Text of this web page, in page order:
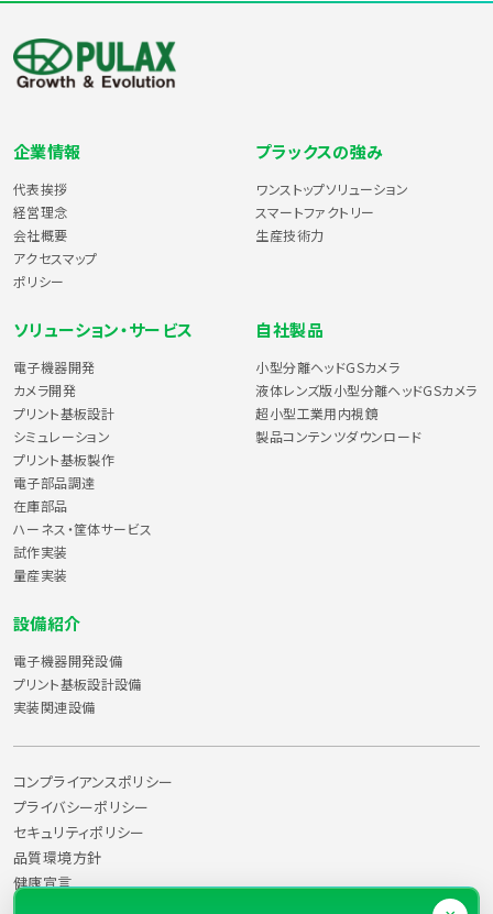
人情報をお伺いさせて頂くことがあります。また、個人の属性に関す
る情報をお伺いすることがあります。
個人情報の利用目的
株式会社プラックスでは、お客様に業務におけるサービスに関する
情報を提供するために、お客様から個人情報をご提供頂いておりま
す。お客様からご提供頂いた個人情報は、以下の目的に利用させて
・業務サービスなどの情報提供・ご案内
・各種キャンペーン・展示会等のご案内
・サービス内容の充実・改善などに関する調査の実施
個人情報の正確性
株式会社プラックスでは、ご提供いただいた個人情報を正確に保管・
取り扱いをするように努めます。但し、ご提供いただいた個人情報の
内容が正確かつ最新であることについては、ご本人が責任を負うも
株式会社プラックスでは、個人情報の開示・訂正・削除の求めに応じ
る場合など、個人を識別できる情報（氏名、住所、電話番号、年齢な
ど）により、本人であることを確認させて頂きます。本人以外が個人
クスでは責任を負いません。
個人情報の第三者への非開示
ご提供頂きました個人情報は、お客様本人の同意がある場合を除い
企業情報
代表挨拶
経営理念
会社概要
アクセスマップ
ポリシー
プラックスの強み
ワンストップソリューション
スマートファクトリー
生産技術力
ソリューション・サービス
電子機器開発
カメラ開発
プリント基板設計
シミュレーション
プリント基板製作
電子部品調達
在庫部品
ハーネス・筐体サービス
試作実装
量産実装
自社製品
小型分離ヘッドGSカメラ
液体レンズ版小型分離ヘッドGSカメラ
超小型工業用内視鏡
製品コンテンツダウンロード
設備紹介
電子機器開発設備
プリント基板設計設備
実装関連設備
コンプライアンスポリシー
プライバシーポリシー
セキュリティポリシー
品質環境方針
健康宣言